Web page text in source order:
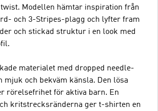
Modellen hämtar inspiration från
och 3-Stripes-plagg och lyfter fram
och stickad struktur i en look med
materialet med dropped needle-
mjuk och bekväm känsla. Den lösa
rörelsefrihet för aktiva barn. En
kritstrecksränderna ger t-shirten en